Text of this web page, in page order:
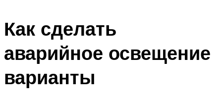
Как сделать
аварийное освещение
варианты